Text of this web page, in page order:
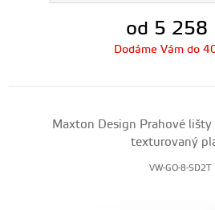
od 5 258
Dodáme Vám do
Maxton Design Prahové lišty
texturovaný
VW-GO-8-SD2T